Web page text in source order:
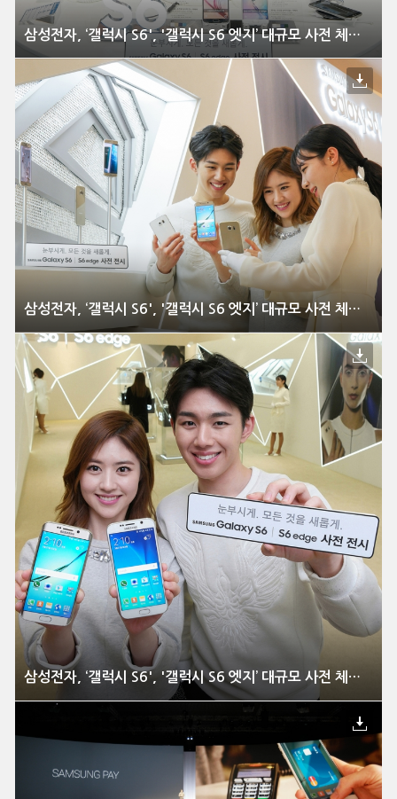
삼성전자, ‘갤럭시 S6', '갤럭시 S6 엣지’ 대규모 사전 체험 행사 전격 실시
삼성전자, ‘갤럭시 S6', '갤럭시 S6 엣지’ 대규모 사전 체험 행사 전격 실시
삼성전자, ‘갤럭시 S6', '갤럭시 S6 엣지’ 대규모 사전 체험 행사 전격 실시